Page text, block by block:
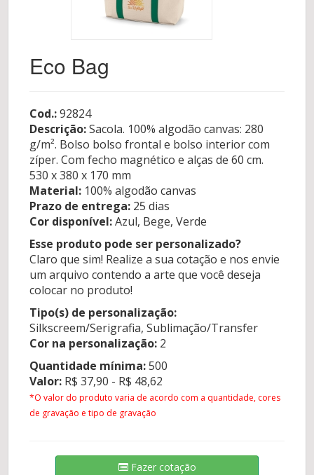
Eco Bag
Cod.:92824
Descrição:Sacola. 100% algodão canvas: 280
g/m². Bolso bolso frontal e bolso interior com
zíper. Com fecho magnético e alças de 60 cm.
530 x 380 x 170 mm
Material: 100% algodão canvas
Prazo de entrega: 25 dias
Cor disponível:Azul, Bege, Verde
Esse produto pode ser personalizado?
Claro que sim! Realize a sua cotação e nos envie
um arquivo contendo a arte que você deseja
colocar no produto!
Tipo(s) de personalização:
Silkscreem/Serigrafia, Sublimação/Transfer
Cor na personalização: 2
Quantidade mínima:500
Valor: R$ 37,90 - R$ 48,62
*O valor do produto varia de acordo com a quantidade, cores
de gravação e tipo de gravação
Fazer cotação